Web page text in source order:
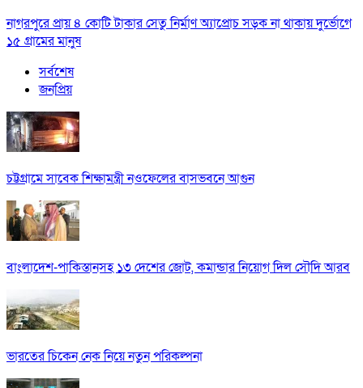
নাগরপুরে প্রায় ৪ কোটি টাকার সেতু নির্মাণ অ্যাপ্রোচ সড়ক না থাকায় দুর্ভোগে
১৫ গ্রামের মানুষ
সর্বশেষ
জনপ্রিয়
চট্টগ্রামে সাবেক শিক্ষামন্ত্রী নওফেলের বাসভবনে আগুন
বাংলাদেশ-পাকিস্তানসহ ১৩ দেশের জোট, কমান্ডার নিয়োগ দিল সৌদি আরব
ভারতের চিকেন নেক নিয়ে নতুন পরিকল্পনা